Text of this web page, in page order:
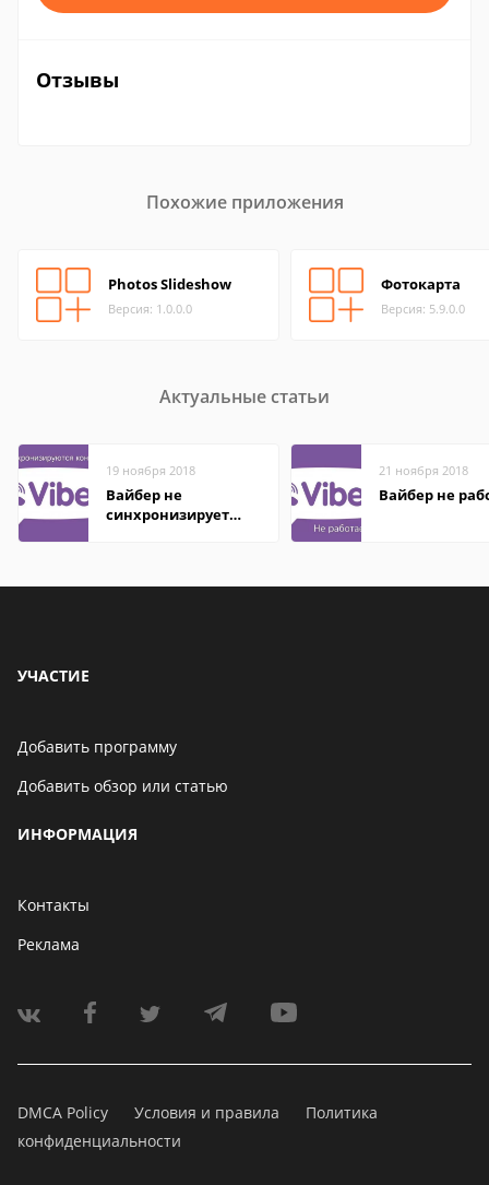
Отзывы
Похожие приложения
Photos Slideshow
Версия: 1.0.0.0
Фотокарта
Версия: 5.9.0.0
Актуальные статьи
19 ноября 2018
Вайбер не
синхронизирует
21 ноября 2018
Вайбер не
УЧАСТИЕ
Добавить программу
Добавить обзор или статью
ИНФОРМАЦИЯ
Контакты
Реклама
DMCA Policy Условия и правила
Политика
конфиденциальности